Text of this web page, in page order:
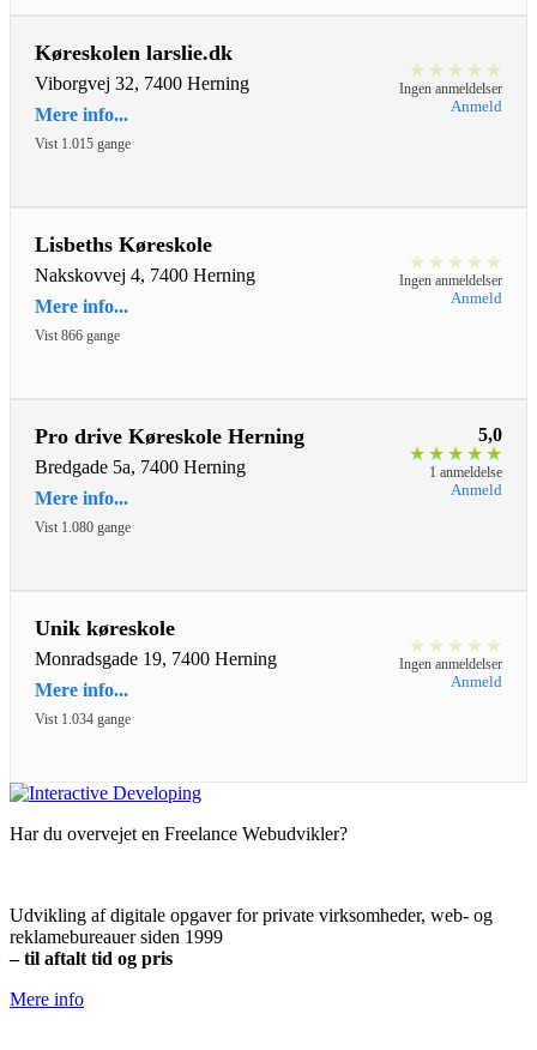
Køreskolen larslie.dk
Viborgvej 32, 7400 Herning
Mere info...
Vist 1.015 gange
★ ★ ★ ★ ★
Ingen anmeldelser
Anmeld
Lisbeths Køreskole
Nakskovvej 4, 7400 Herning
Mere info...
Vist 866 gange
★ ★ ★ ★ ★
Ingen anmeldelser
Anmeld
Pro drive Køreskole Herning
Bredgade 5a, 7400 Herning
Mere info...
Vist 1.080 gange
5,0
★ ★ ★ ★ ★
1 anmeldelse
Anmeld
Unik køreskole
Monradsgade 19, 7400 Herning
Mere info...
Vist 1.034 gange
★ ★ ★ ★ ★
Ingen anmeldelser
Anmeld
Har du overvejet en Freelance Webudvikler?
Udvikling af digitale opgaver for private virksomheder, web- og
reklamebureauer siden 1999
– til aftalt tid og pris
Mere info